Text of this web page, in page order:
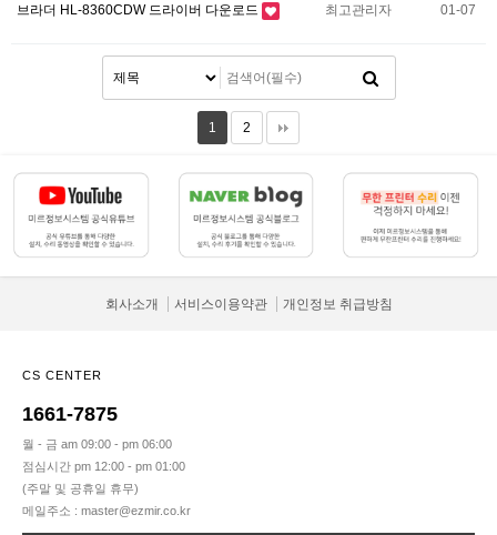
브라더 HL-8360CDW 드라이버 다운로드 최고관리자 01-07
1 2
회사소개 서비스이용약관 개인정보 취급방침
CS CENTER
1661-7875
월 - 금 am 09:00 - pm 06:00
점심시간 pm 12:00 - pm 01:00
(주말 및 공휴일 휴무)
메일주소 : master@ezmir.co.kr